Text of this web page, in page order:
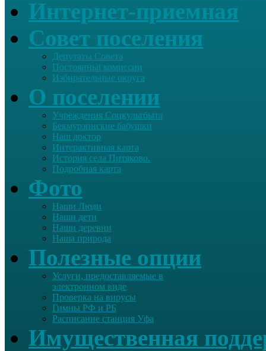
Интернет-приемная
Совет поселения
Депутаты Совета
Постоянныt комиссии
Избирательные округа
О поселении
Учреждения Соцкультбыта
Бекмурзинские бабушки
Наш доктор
Интерактивная карта
История села Питяково.
Подробная карта
Фото
Наши Люди
Наши дети
Наши деревни
Наша природа
Полезные опции
Услуги, предоставляемые в
электронном виде
Проверка на вирусы
Гимны РФ и РБ
Расписание станция Уфа
Имущественная